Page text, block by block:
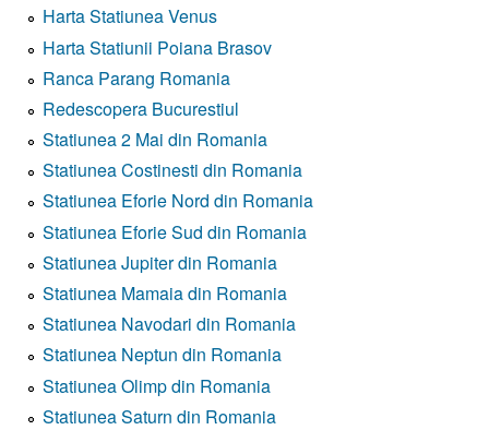
Harta Statiunea Venus
Harta Statiunii Poiana Brasov
Ranca Parang Romania
Redescopera Bucurestiul
Statiunea 2 Mai din Romania
Statiunea Costinesti din Romania
Statiunea Eforie Nord din Romania
Statiunea Eforie Sud din Romania
Statiunea Jupiter din Romania
Statiunea Mamaia din Romania
Statiunea Navodari din Romania
Statiunea Neptun din Romania
Statiunea Olimp din Romania
Statiunea Saturn din Romania